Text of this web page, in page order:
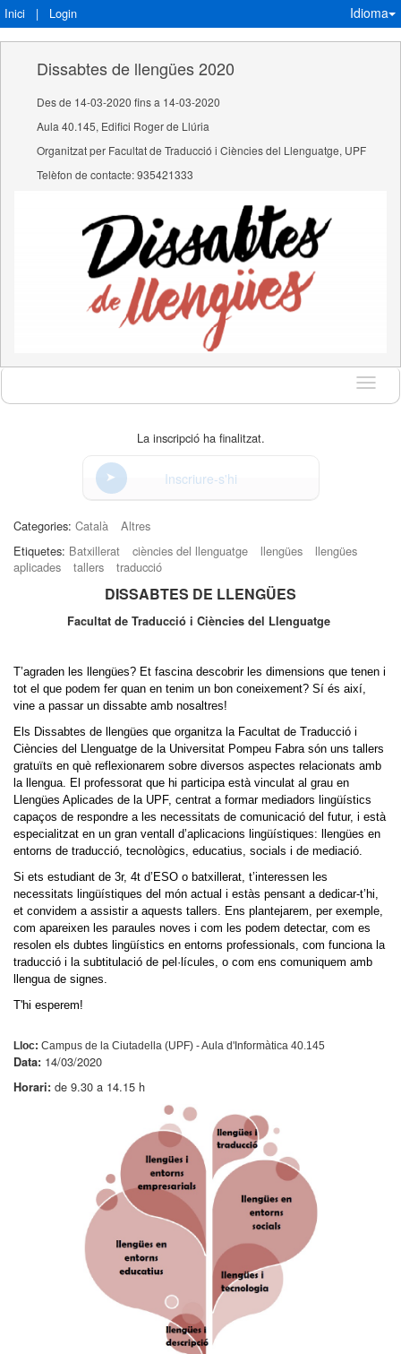
Inici | Login Idioma
Dissabtes de llengües 2020
Des de 14-03-2020 fins a 14-03-2020
Aula 40.145, Edifici Roger de Llúria
Organitzat per Facultat de Traducció i Ciències del Llenguatge, UPF
Telèfon de contacte: 935421333
Idioma
La inscripció ha finalitzat.
Inscriure-s'hi
Categories: Català
Altres
Etiquetes: Batxillerat ciències del llenguatge llengües
llengües
aplicades
tallers traducció
DISSABTES DE LLENGÜES
Facultat de Traducció i Ciències del Llenguatge
T’agraden les llengües? Et fascina descobrir les dimensions que tenen i
tot el que podem fer quan en tenim un bon coneixement? Sí és així,
vine a passar un dissabte amb nosaltres!
Els Dissabtes de llengües que organitza la Facultat de Traducció i
Ciències del Llenguatge de la Universitat Pompeu Fabra són uns tallers
gratuïts en què reflexionarem sobre diversos aspectes relacionats amb
la llengua. El professorat que hi participa està vinculat al grau en
Llengües Aplicades de la UPF, centrat a formar mediadors lingüístics
capaços de respondre a les necessitats de comunicació del futur, i està
especialitzat en un gran ventall d’aplicacions lingüístiques: llengües en
entorns de traducció, tecnològics, educatius, socials i de mediació.
Si ets estudiant de 3r, 4t d’ESO o batxillerat, t’interessen les
necessitats lingüístiques del món actual i estàs pensant a dedicar-t’hi,
et convidem a assistir a aquests tallers. Ens plantejarem, per exemple,
com apareixen les paraules noves i com les podem detectar, com es
resolen els dubtes lingüístics en entorns professionals, com funciona la
traducció i la subtitulació de pel·lícules, o com ens comuniquem amb
llengua de signes.
T'hi esperem!
Lloc: Campus de la Ciutadella (UPF) - Aula d'Informàtica 40.145
Data: 14/03/2020
Horari: de 9.30 a 14.15 h